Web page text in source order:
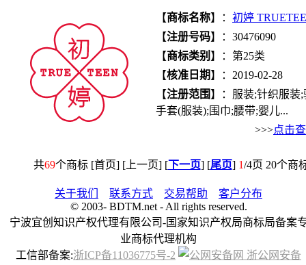
【商标名称】： 初婷
【注册号码】：30476090
【商标类别 】：第25类
【核准日期】：2019-02-28
【注册范围】：服装;针织服装
手套(服装);围巾;腰带;婴儿...
>>>点击
共69个商标 [首页] [上一页] [下一页] [尾页] 1/4页 20个商
关于我们 联系方式 交易帮助
客户分布
© 2003-BDTM.net - All rights reserved.
宁波宜创知识产权代理有限公司-国家知识产权局商标局备案
业商标代理机构
工信部备案:浙ICP备11036775号-2
浙公网安备